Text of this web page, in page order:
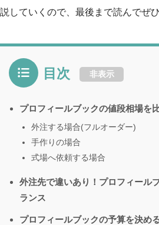
説していくので、最後まで読んでぜ
目次 非表示
プロフィールブックの値段相場を
外注する場合(フルオーダー)
手作りの場合
式場へ依頼する場合
外注先で違いあり！プロフィール
ランス
プロフィールブックの予算を決め